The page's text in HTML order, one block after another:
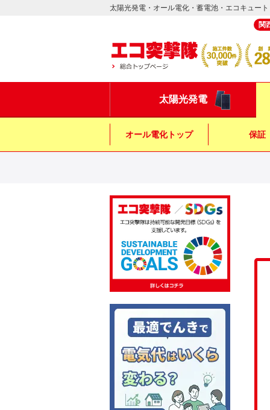
太陽光発電・オール電化・蓄電池・エコキュー
関
太陽光発電
オール電化トップ 保証